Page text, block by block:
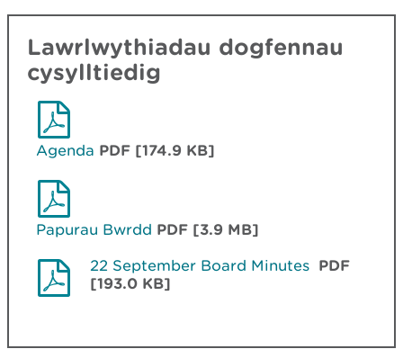
Lawrlwythiadau dogfennau
cysylltiedig
Agenda PDF [174.9 KB]
Papurau Bwrdd PDF [3.9 MB]
22 September Board Minutes ­ PDF
[193.0 KB]